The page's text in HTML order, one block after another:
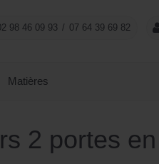
98 46 09 93 / 07 64 39 69 82
Matières
2 portes